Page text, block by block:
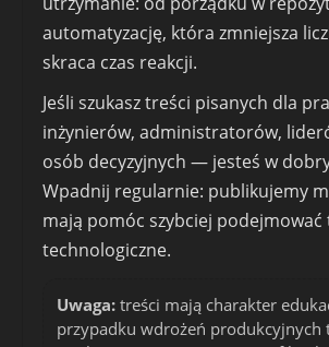
automatyzację, która zmniejsza
skraca czas reakcji.
Jeśli szukasz treści pisanych dla
inżynierów, administratorów,
osób decyzyjnych — jesteś w
Wpadnij regularnie: publikujemy
mają pomóc szybciej podejmować
technologiczne.
Uwaga: treści mają charakter
przypadku wdrożeń produkcyjnych